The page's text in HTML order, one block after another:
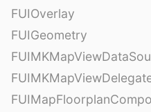
FUIOverlay
FUIGeometry